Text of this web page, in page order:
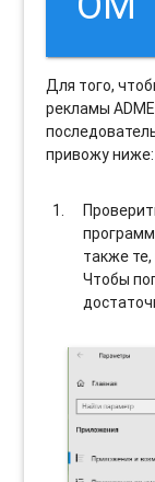
Для того,
рекламы
привожу ниже:
также
Чтобы